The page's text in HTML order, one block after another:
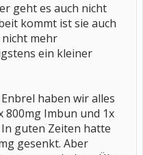
sendet Dir Bodo.
geht es auch nicht
kommt ist sie auch
mehr
ein kleiner
haben wir alles
800mg Imbun und 1x
guten Zeiten hatte
gesenkt. Aber